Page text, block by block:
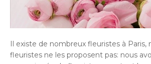
Il existe de nombreux fleuristes à Paris,
fleuristes ne les proposent pas: nous